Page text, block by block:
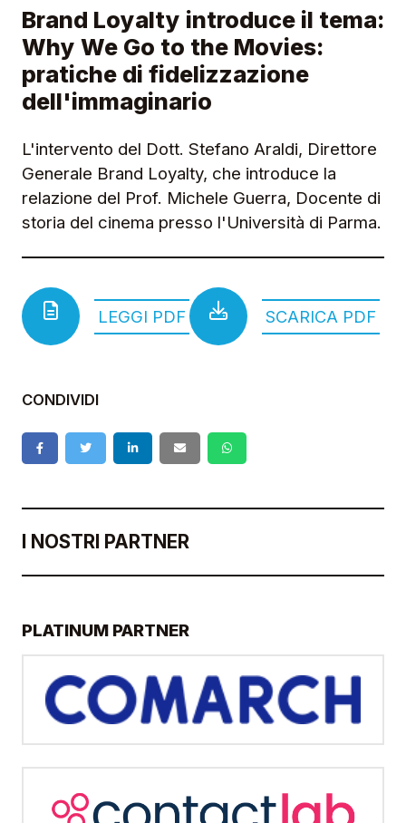
Brand Loyalty introduce il tema:
Why We Go to the Movies:
pratiche di fidelizzazione
dell'immaginario
L'intervento del Dott. Stefano Araldi, Direttore
Generale Brand Loyalty, che introduce la
relazione del Prof. Michele Guerra, Docente di
storia del cinema presso l'Università di Parma.
LEGGI PDF SCARICA PDF
CONDIVIDI
I NOSTRI PARTNER
PLATINUM PARTNER